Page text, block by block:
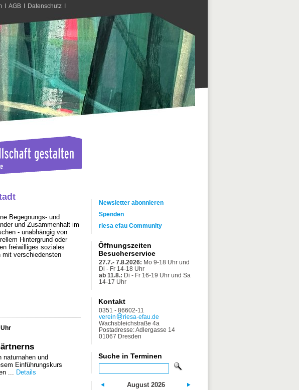
I AGB I Datenschutz I
Begegnungs- und
und Zusammenhalt im
- unabhängig von
Hintergrund oder
freiwilliges soziales
mit verschiedensten
Uhr
naturnahen und
Einführungskurs
... Details
Newsletter abonnieren
Spenden
riesa efau Community
Öffnungszeiten
Besucherservice
27.7.- 7.8.2026: Mo 9-18 Uhr und
Di - Fr 14-18 Uhr
ab 11.8.: Di - Fr 16-19 Uhr und Sa
14-17 Uhr
Kontakt
0351 - 86602-11
verein
riesa-efau.de
Wachsbleichstraße 4a
Postadresse: Adlergasse 14
01067 Dresden
Suche in Terminen
August 2026